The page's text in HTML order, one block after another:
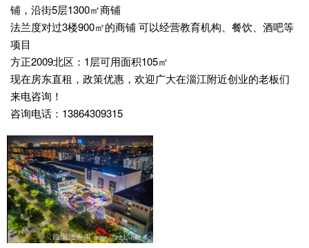
铺，沿街5层1300㎡商铺
法兰度对过3楼900㎡的商铺 可以经营教育机构、餐饮、酒吧等
项目
方正2009北区：1层可用面积105㎡
现在房东直租，政策优惠，欢迎广大在淄江附近创业的老板们
来电咨询！
咨询电话：13864309315